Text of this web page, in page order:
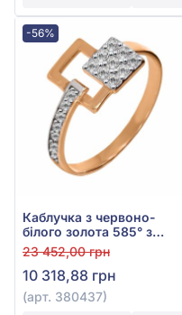
-56%
Каблучка з червоно-
білого золота 585° з
фіанітом, арт. 380437
23 452,00 грн
10 318,88 грн
(арт. 380437)